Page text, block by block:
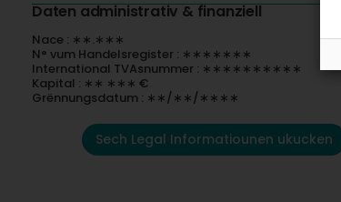
Daten administrativ & finanziell
Nace : ∗∗.∗∗∗
N° vum Handelsregister : ∗∗∗∗∗∗∗
International TVAsnummer : ∗∗∗∗∗∗∗∗∗∗
Kapital : ∗∗ ∗∗∗ €
Grënnungsdatum : ∗∗/∗∗/∗∗∗∗
Sech Legal Informatiounen ukucken